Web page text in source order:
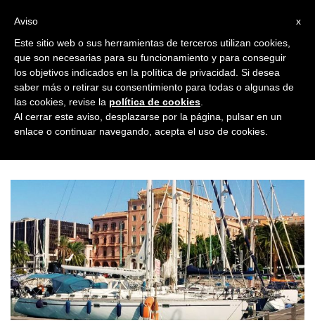
¡Bienvenido a la Escuela
x
Aviso
Este sitio web o sus herramientas de terceros utilizan cookies,
que son necesarias para su funcionamiento y para conseguir
los objetivos indicados en la política de privacidad. Si desea
saber más o retirar su consentimiento para todas o algunas de
las cookies, revise la política de cookies
Al cerrar este aviso, desplazarse por la página, pulsar en un
enlace o continuar navegando, acepta el uso de cookies.